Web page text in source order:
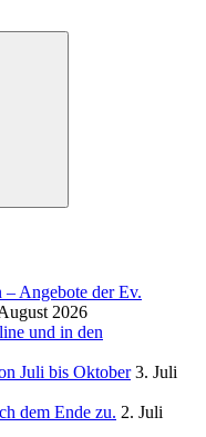
Angebote der Ev.
2026
und in den
Juli bis Oktober 3. Juli
dem Ende zu. 2. Juli